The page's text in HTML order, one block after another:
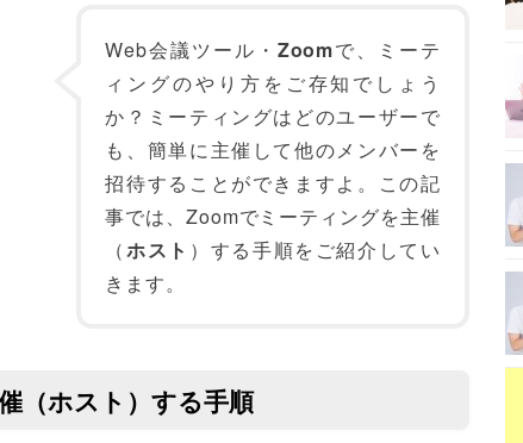
Web会議ツール・ Zoomで、ミーテ
ィングのやり方をご存知でしょう
か？ミーティングはどのユーザーで
も、簡単に主催して他のメンバーを
招待することができますよ。この記
事では、Zoomでミーティングを主催
（ホスト ）する手順をご紹介してい
きます。
（ホスト）する手順